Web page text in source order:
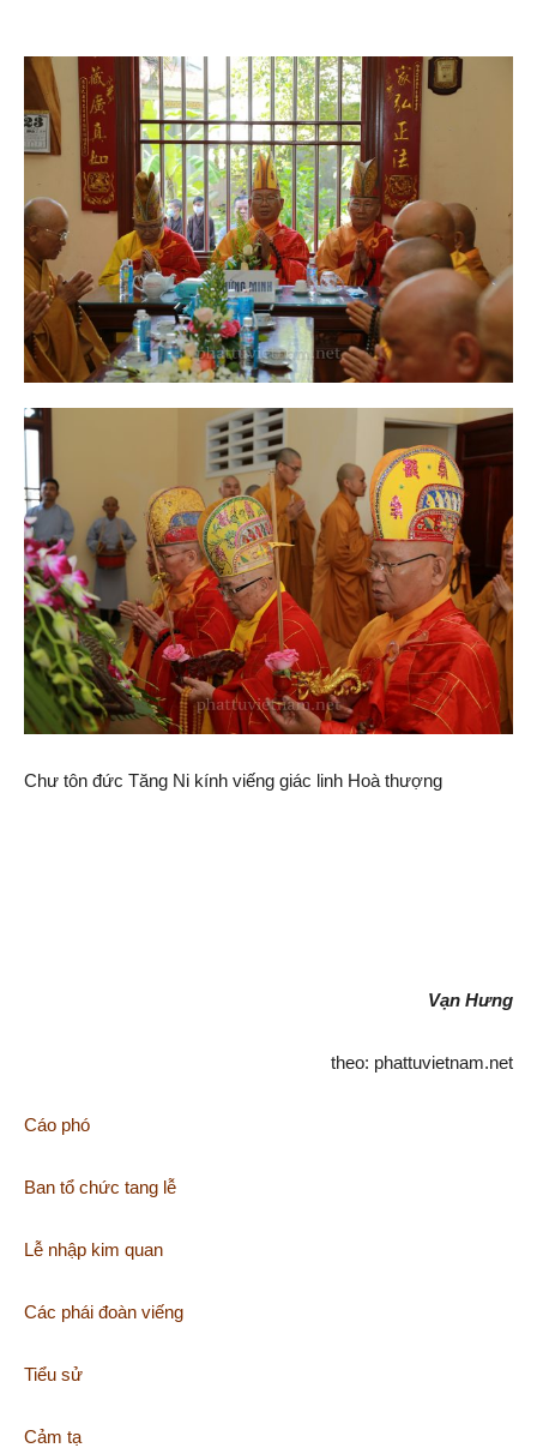
Chư tôn đức Tăng Ni kính viếng giác linh Hoà thượng
Vạn Hưng
theo: phattuvietnam.net
Cáo phó
Ban tổ chức tang lễ
Lễ nhập kim quan
Các phái đoàn viếng
Tiểu sử
Cảm tạ